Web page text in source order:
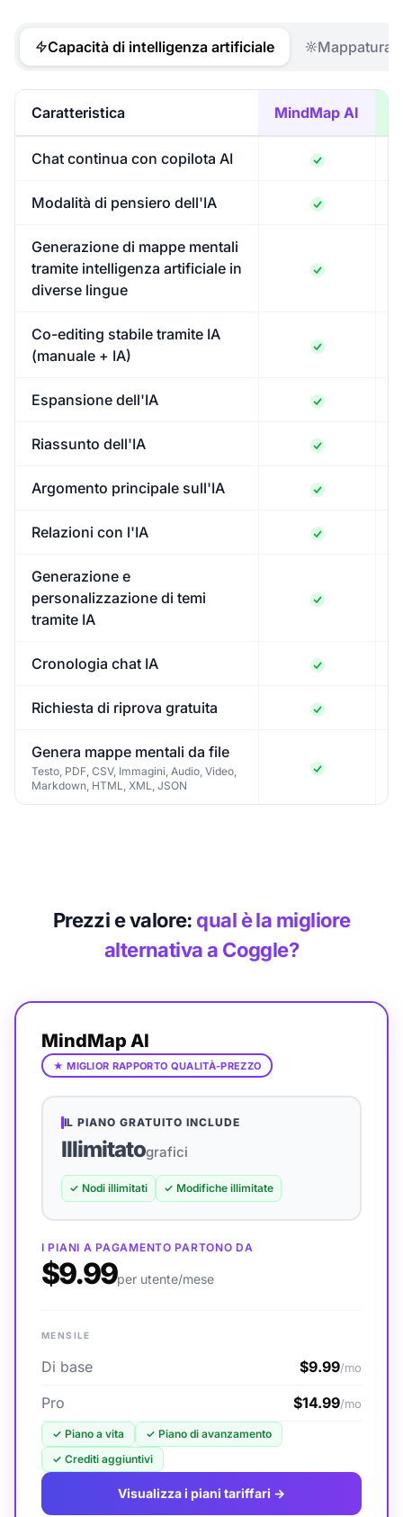
Capacità di intelligenza artificiale Mappatura
Caratteristica MindMap AI
Chat continua con copilota AI
Modalità di pensiero dell'IA
Generazione di mappe mentali
tramite intelligenza artificiale in
diverse lingue
Co-editing stabile tramite IA
(manuale + IA)
Espansione dell'IA
Riassunto dell'IA
Argomento principale sull'IA
Relazioni con l'IA
Generazione e
personalizzazione di temi
tramite IA
Cronologia chat IA
Richiesta di riprova gratuita
Genera mappe mentali da file
Testo, PDF, CSV, Immagini, Audio, Video,
Markdown, HTML, XML, JSON
Prezzi e valore: qual è la migliore
alternativa a Coggle?
MindMap AI
★MIGLIOR RAPPORTO QUALITÀ-PREZZO
IL PIANO GRATUITO INCLUDE
Illimitatografici
✓ Nodi illimitati ✓ Modifiche illimitate
I PIANI A PAGAMENTO PARTONO DA
$9.99per utente/mese
MENSILE
Di base $9.99/mo
Pro $14.99/mo
✓ Piano a vita ✓ Piano di avanzamento
✓ Crediti aggiuntivi
Visualizza i piani tariffari →